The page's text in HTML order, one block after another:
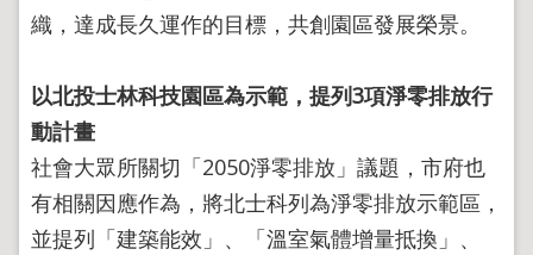
主
題
區
服
務
園
地
織，達成長久運作的目標，共創園區發展榮景。
以北投士林科技園區為示範，提列3項淨零排放行
動計畫
社會大眾所關切「2050淨零排放」議題，市府也
有相關因應作為，將北士科列為淨零排放示範區，
並提列「建築能效」、「溫室氣體增量抵換」、